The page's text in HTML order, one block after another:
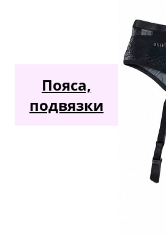
Пояса,
подвязки